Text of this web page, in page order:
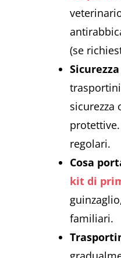
(se
sicurezza
regolari.
Cosa
kit di
familiari.